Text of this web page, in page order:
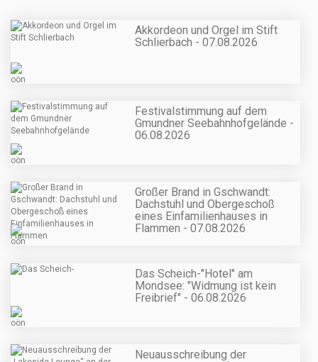
Akkordeon und Orgel im Stift
Schlierbach - 07.08.2026
Festivalstimmung auf dem
Gmundner Seebahnhofgelände -
06.08.2026
Großer Brand in Gschwandt:
Dachstuhl und Obergeschoß
eines Einfamilienhauses in
Flammen - 07.08.2026
Das Scheich-"Hotel" am
Mondsee: "Widmung ist kein
Freibrief" - 06.08.2026
Neuausschreibung der